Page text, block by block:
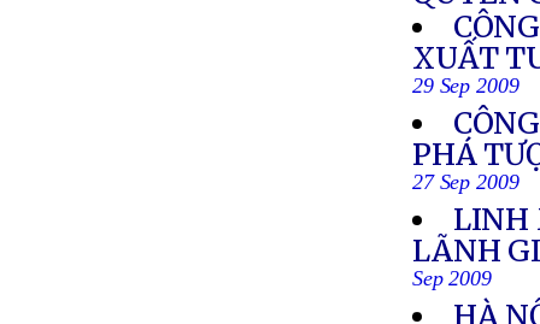
XUẤT
29 Sep 2009
PHÁ
27 Sep 2009
LINH
LÃNH
Sep 2009
HÀ